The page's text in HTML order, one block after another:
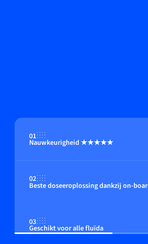
01
Nauwkeurigheid ★★★★★
02
Beste doseeroplossing dankzij on-
03
Geschikt voor alle fluïda